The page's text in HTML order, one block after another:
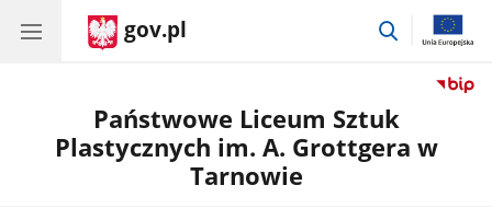
gov.pl
przejdź
Państwowe Liceum Sztuk
Plastycznych im. A. Grottgera w
Tarnowie